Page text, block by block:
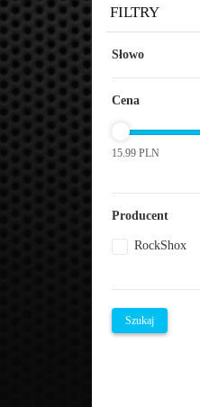
FILTRY
Słowo
Cena
15.99 PLN
Producent
RockShox
Szukaj